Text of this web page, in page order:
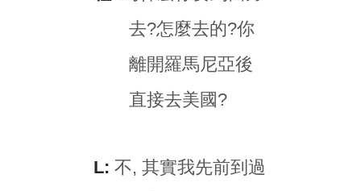
去?怎麼去的?你
離開羅馬尼亞後
直接去美國?
L: 不, 其實我先前到過